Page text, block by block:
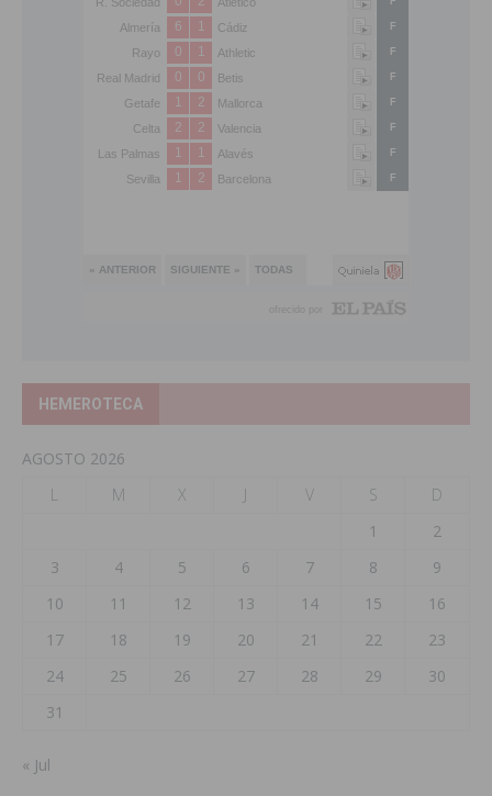
HEMEROTECA
AGOSTO 2026
L
M X J V S
D
1
2
3
4 5 6 7 8
9
10
11 12 13 14 15
16
17
18 19 20 21 22
23
24
25 26 27 28 29
30
31
« Jul